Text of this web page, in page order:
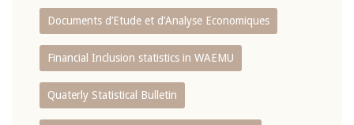
Documents d’Etude et d’Analyse Economiques
Financial Inclusion statistics in WAEMU
Quaterly Statistical Bulletin